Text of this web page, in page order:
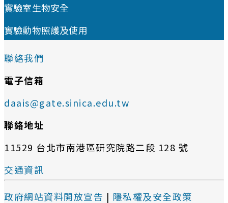
實驗室生物安全
實驗動物照護及使用
聯絡我們
電子信箱
daais@gate.sinica.edu.tw
聯絡地址
11529 台北市南港區研究院路二段 128 號
交通資訊
政府網站資料開放宣告 | 隱私權及安全政策